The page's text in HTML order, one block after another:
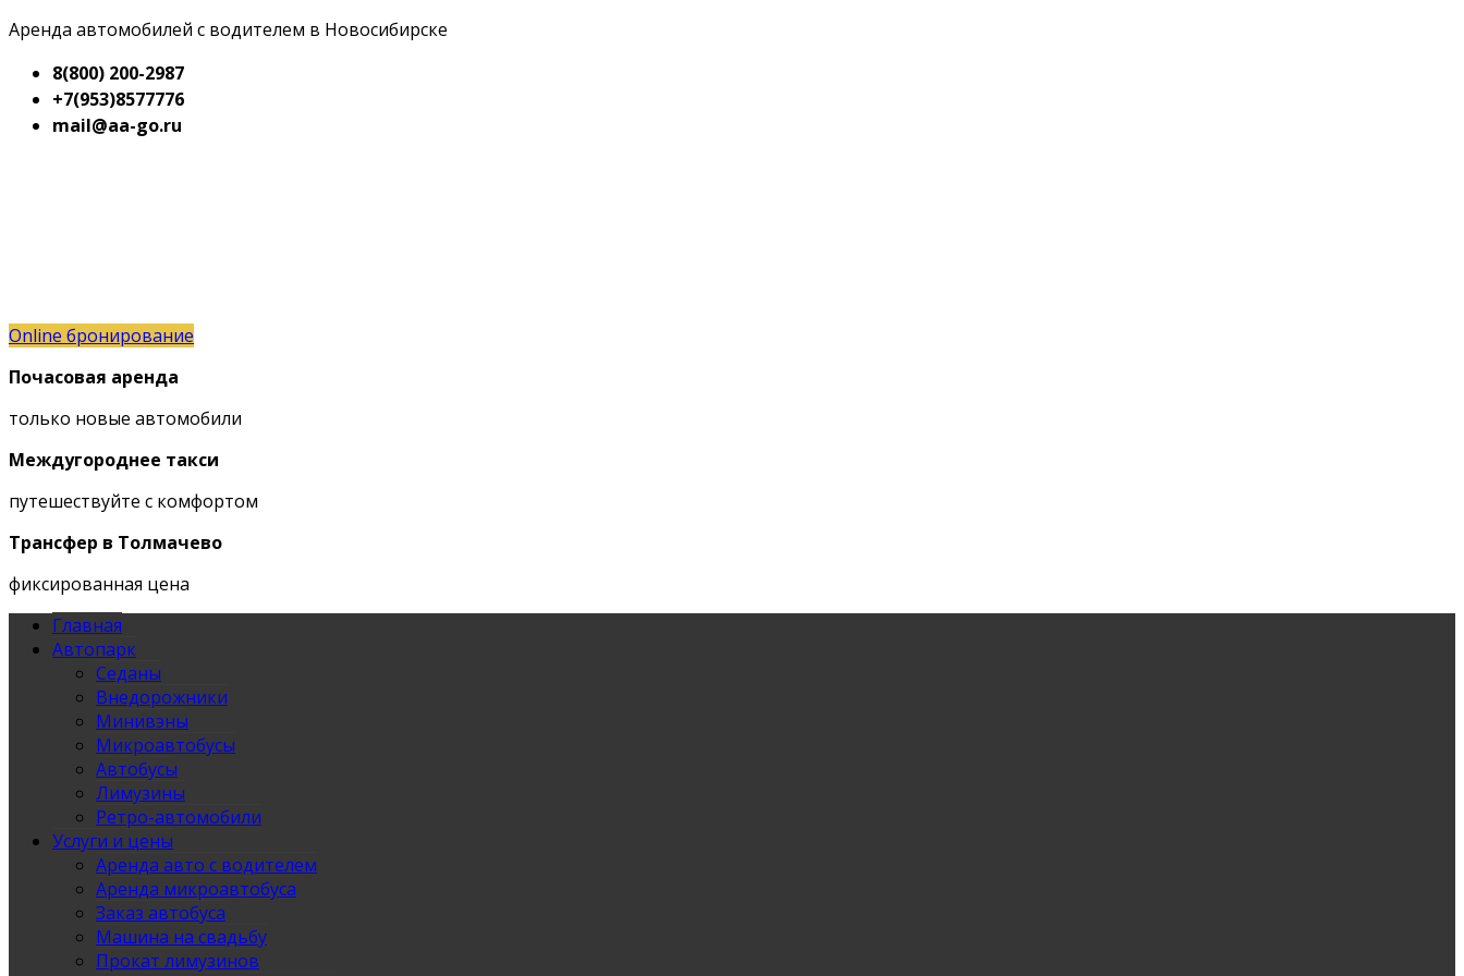
Аренда автомобилей с водителем в Новосибирске
8(800) 200-2987
+7(953)8577776
mail@aa-go.ru
Online бронирование
Почасовая аренда
только новые автомобили
Междугороднее такси
путешествуйте с комфортом
Трансфер в Толмачево
фиксированная цена
Главная
Автопарк
Седаны
Внедорожники
Минивэны
Микроавтобусы
Автобусы
Лимузины
Ретро-автомобили
Услуги и цены
Аренда авто с водителем
Аренда микроавтобуса
Заказ автобуса
Машина на свадьбу
Прокат лимузинов